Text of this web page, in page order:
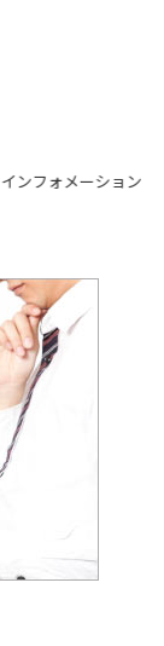
インフォメーション